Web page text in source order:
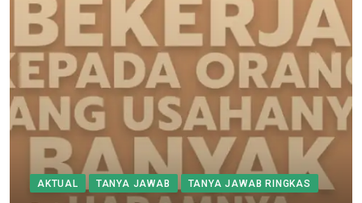
AKTUAL TANYA JAWAB TANYA JAWAB RINGKAS